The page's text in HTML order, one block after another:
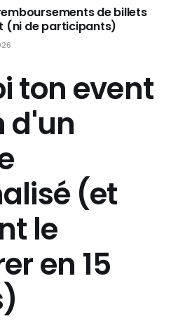
de billets
(ni de participants)
ton event
d'un
(et
le
en 15